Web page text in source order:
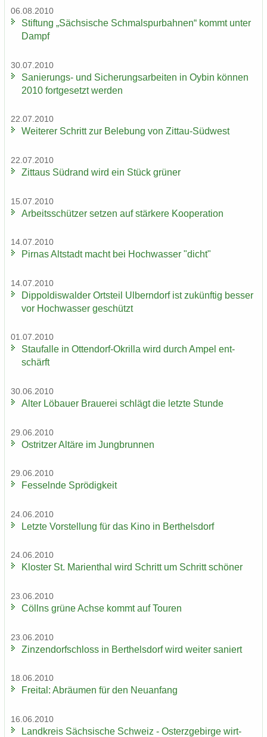
06.08.2010
Stif­tung „Säch­si­sche Schmal­spur­bah­nen“ kommt unter
Dampf
30.07.2010
Sanierungs-​ und Si­che­rungs­ar­bei­ten in Oybin kön­nen
2010 fort­ge­setzt wer­den
22.07.2010
Wei­te­rer Schritt zur Be­le­bung von Zittau-​Südwest
22.07.2010
Zit­taus Süd­rand wird ein Stück grü­ner
15.07.2010
Ar­beits­schüt­zer set­zen auf stär­ke­re Ko­ope­ra­ti­on
14.07.2010
Pirnas Alt­stadt macht bei Hoch­was­ser "dicht"
14.07.2010
Di­ppol­dis­wal­der Orts­teil Ulb­ern­dorf ist zu­künf­tig bes­ser
vor Hoch­was­ser ge­schützt
01.07.2010
Stau­f­al­le in Ottendorf-​Okrilla wird durch Ampel ent­
schärft
30.06.2010
Alter Lö­bau­er Braue­rei schlägt die letz­te Stun­de
29.06.2010
Ost­rit­zer Al­tä­re im Jung­brun­nen
29.06.2010
Fes­seln­de Sprö­dig­keit
24.06.2010
Letz­te Vor­stel­lung für das Kino in Bert­hels­dorf
24.06.2010
Klos­ter St. Ma­ri­en­thal wird Schritt um Schritt schö­ner
23.06.2010
Cöll­ns grüne Achse kommt auf Tou­ren
23.06.2010
Zin­zen­dorf­schloss in Bert­hels­dorf wird wei­ter sa­niert
18.06.2010
Frei­tal: Ab­räu­men für den Neu­an­fang
16.06.2010
Land­kreis Säch­si­sche Schweiz - Ost­erz­ge­bir­ge wirt­